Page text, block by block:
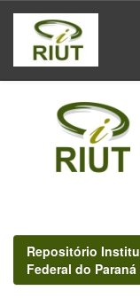
Skip
navigation
Repositório
Federal do Paraná